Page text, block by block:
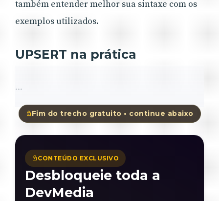
também entender melhor sua sintaxe com os
exemplos utilizados.
UPSERT na prática
...
Fim do trecho gratuito • continue abaixo
CONTEÚDO EXCLUSIVO
Desbloqueie toda a
DevMedia